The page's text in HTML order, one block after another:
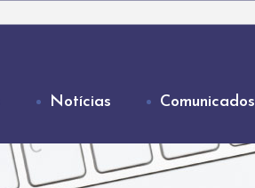
Notícias Comunicados